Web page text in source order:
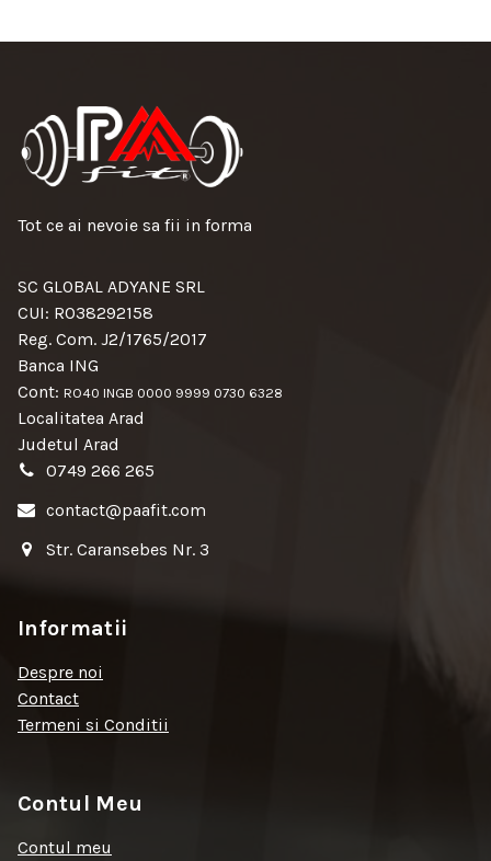
Tot ce ai nevoie sa fii in forma
SC GLOBAL ADYANE SRL
CUI: RO38292158
Reg. Com. J2/1765/2017
Banca ING
Cont: RO40 INGB 0000 9999 0730 6328
Localitatea Arad
Judetul Arad
0749 266 265
contact@paafit.com
Str. Caransebes Nr. 3
Informatii
Despre noi
Contact
Termeni si Conditii
Contul Meu
Contul meu